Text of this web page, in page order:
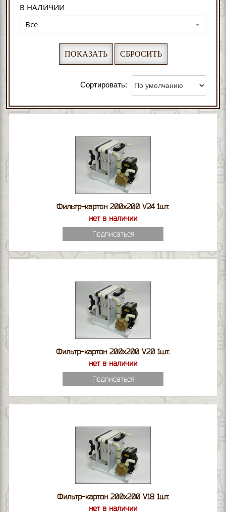
В НАЛИЧИИ
Все
Сортировать:
Фильтр-картон 200х200 V24 1шт.
нет в наличии
Подписаться
Фильтр-картон 200х200 V20 1шт.
нет в наличии
Подписаться
Фильтр-картон 200х200 V18 1шт.
нет в наличии